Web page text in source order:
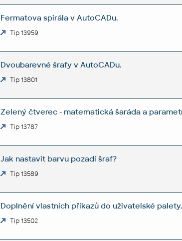
Fermatova spirála v AutoCADu.
Tip 13959
Dvoubarevné šrafy v AutoCADu.
Tip 13801
Zelený čtverec - matematická šaráda a
Tip 13787
Jak nastavit barvu pozadí šraf?
Tip 13589
Doplnění vlastních příkazů do uživatelské palety.
Tip 13502